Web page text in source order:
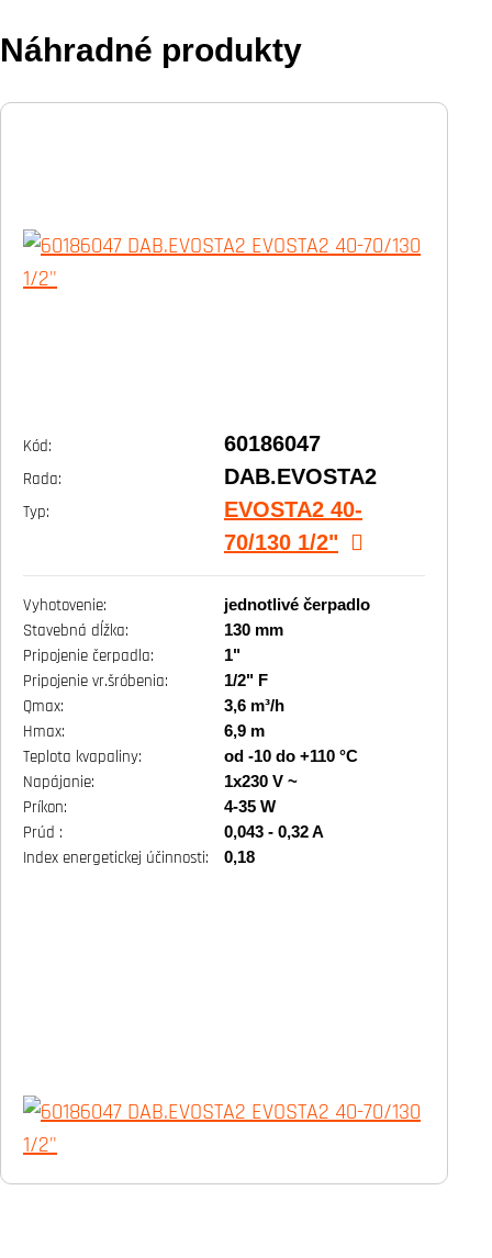
Náhradné produkty
Kód: 60186047
Rada: DAB.EVOSTA2
Typ:
EVOSTA2 40-
70/130 1/2"
Vyhotovenie:
jednotlivé čerpadlo
Stavebná dĺžka:
130 mm
Pripojenie čerpadla:
1"
Pripojenie vr.šróbenia:
1/2" F
Qmax:
3,6 m³/h
Hmax:
6,9 m
Teplota kvapaliny:
od -10 do +110 °C
Napájanie:
1x230 V ~
Príkon:
4-35 W
Prúd :
0,043 - 0,32 A
Index energetickej účinnosti:
0,18